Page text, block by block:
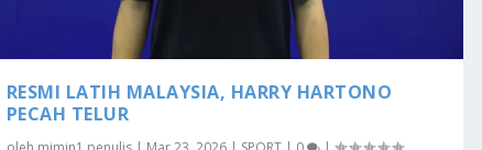
RESMI LATIH MALAYSIA, HARRY HARTONO
PECAH TELUR